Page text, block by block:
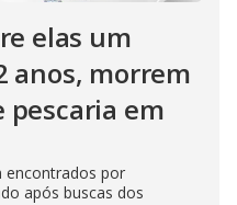
elas um
anos, morrem
em
encontrados por
após buscas dos